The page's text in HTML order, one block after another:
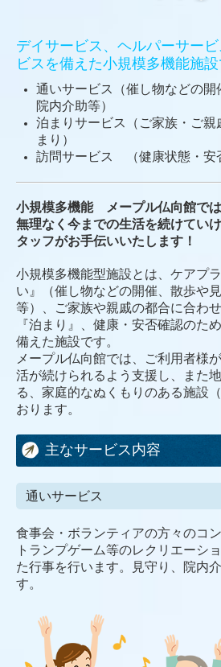
デイサービス、ヘルパーサー
ビスを備えた小規模多機能施設
通いサービス（催し物などの開
院内介助等）
泊まりサービス（ご家族・ご親
まり）
訪問サービス （健康状態・安
小規模多機能 メープル仏向館で
無理なく今までの生活を続けてい
タッフがお手伝いいたします！
小規模多機能型施設とは、ケアプ
い』（催し物などの開催、散歩や
等）、ご家族や親戚の都合に合わ
『泊まり』、健康・安否確認のた
備えた施設です。
メープル仏向館では、ご利用者様
活が続けられるよう支援し、また
る、家庭的なぬくもりのある施設
おります。
主なサービス内容
通いサービス
食事会・ボランティアの方々のコ
トランプゲーム等のレクリエーシ
た行事を行います。見守り、院内
す。